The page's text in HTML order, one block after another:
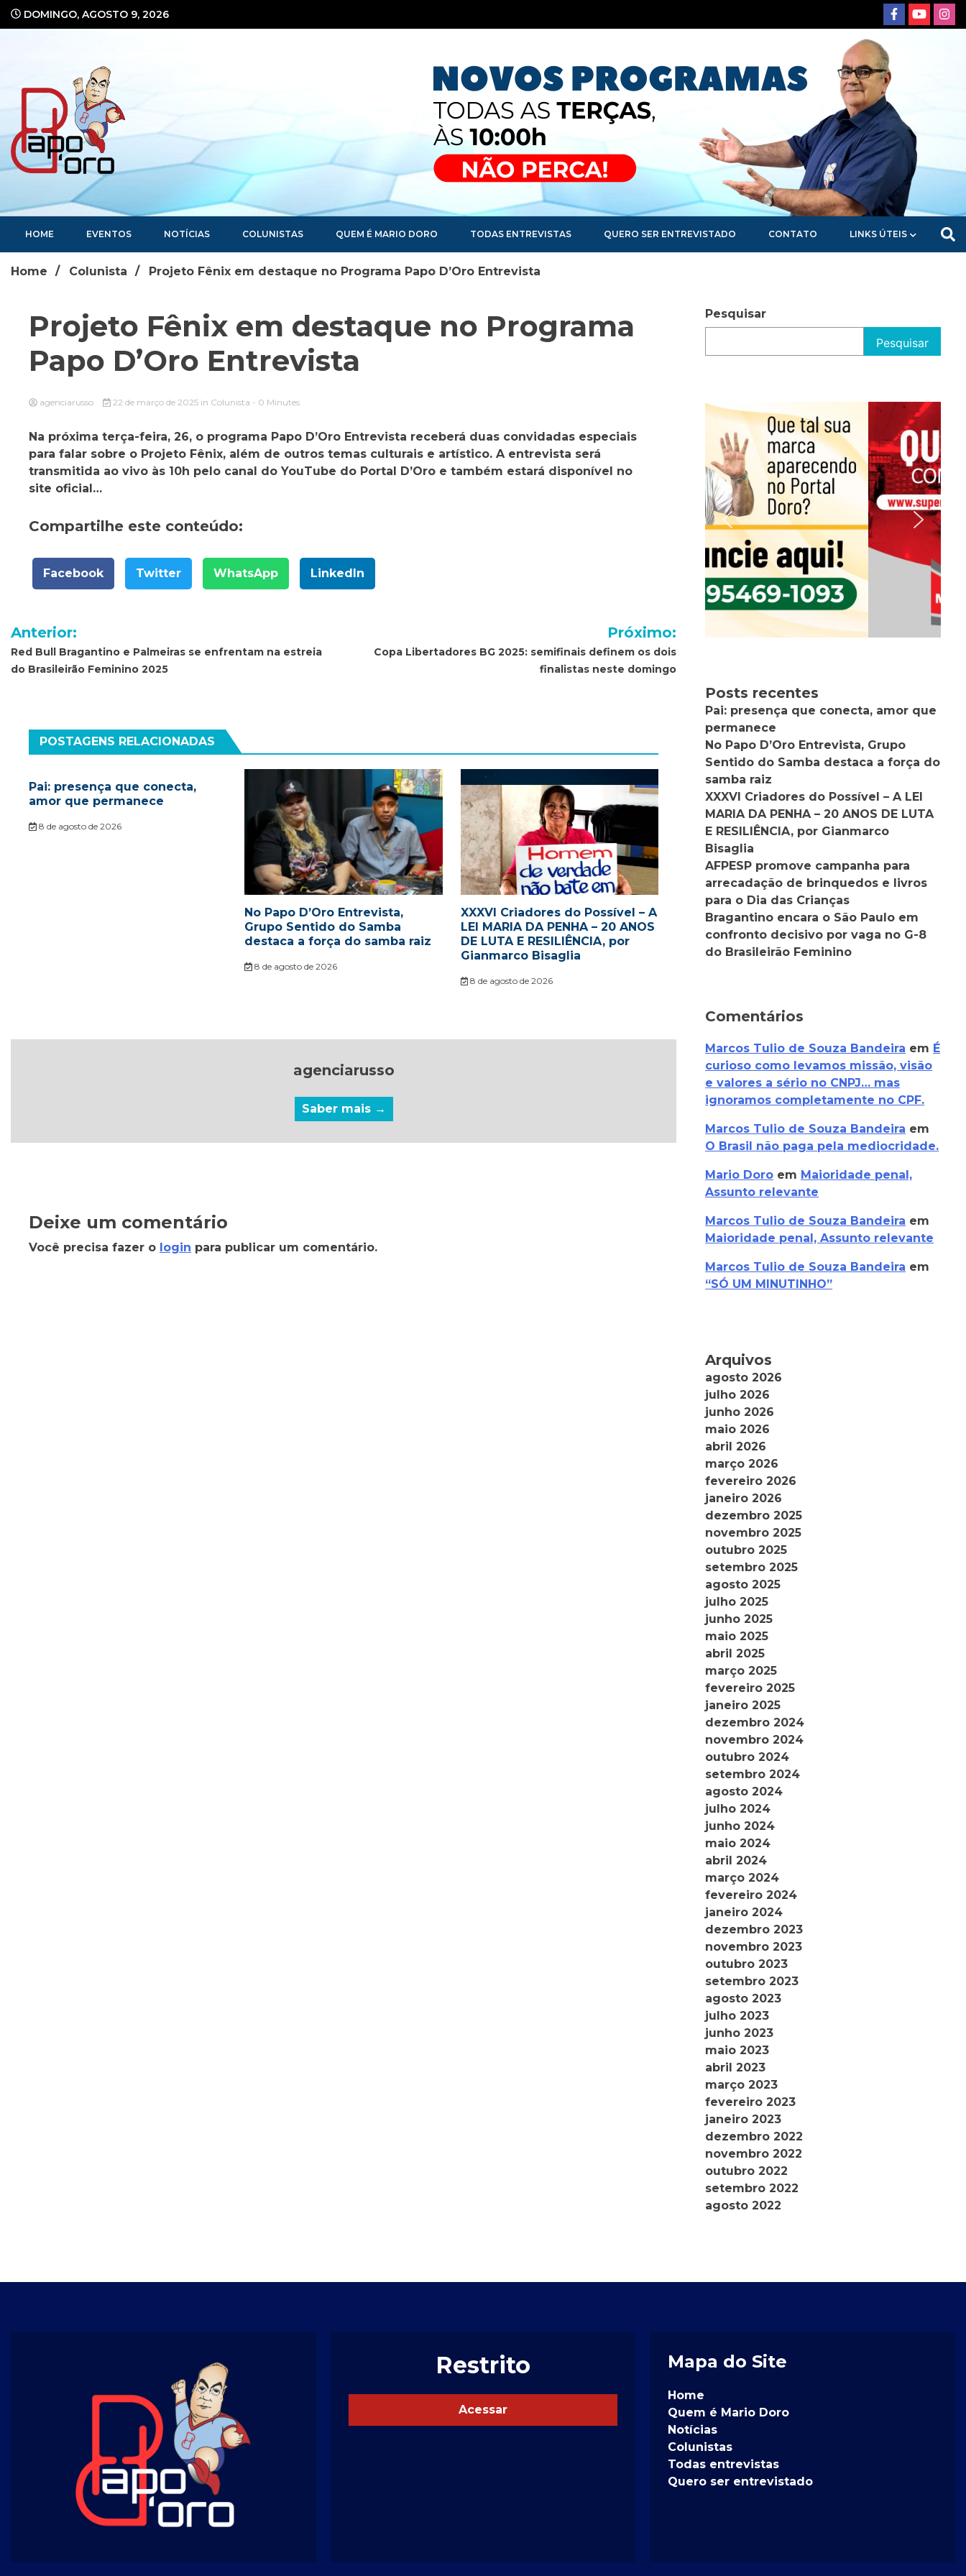
DOMINGO, AGOSTO 9, 2026
Portal de Notícias
HOME EVENTOS NOTÍCIAS COLUNISTAS QUEM É MARIO DORO TODAS ENTREVISTAS QUERO SER ENTREVISTADO CONTATO LINKS ÚTEIS
Home Colunista Projeto Fênix em destaque no Programa Papo D’Oro Entrevista
Projeto Fênix em destaque no Programa
Papo D’Oro Entrevista
agenciarusso 22 de março de 2025 in Colunista - 0 Minutes
Na próxima terça-feira, 26, o programa Papo D’Oro Entrevista receberá duas convidadas especiais
para falar sobre o Projeto Fênix, além de outros temas culturais e artístico. A entrevista será
transmitida ao vivo às 10h pelo canal do YouTube do Portal D’Oro e também estará disponível no
site oficial…
Compartilhe este conteúdo:
Facebook Twitter WhatsApp LinkedIn
Navegação
de
Anterior:
Red Bull Bragantino e Palmeiras se enfrentam na estreia
do Brasileirão Feminino 2025
Próximo:
Copa Libertadores BG 2025: semifinais definem os dois
finalistas neste domingo
POSTAGENS RELACIONADAS
Pai: presença que conecta,
amor que permanece
8 de agosto de 2026
No Papo D’Oro Entrevista,
Grupo Sentido do Samba
destaca a força do samba raiz
8 de agosto de 2026
XXXVI Criadores do Possível – A
LEI MARIA DA PENHA – 20 ANOS
DE LUTA E RESILIÊNCIA, por
Gianmarco Bisaglia
8 de agosto de 2026
agenciarusso
Saber mais →
Deixe um comentário
Você precisa fazer o login para publicar um comentário.
Pesquisar
Pesquisar
Posts recentes
Pai: presença que conecta, amor que
permanece
No Papo D’Oro Entrevista, Grupo
Sentido do Samba destaca a força do
samba raiz
XXXVI Criadores do Possível – A LEI
MARIA DA PENHA – 20 ANOS DE LUTA
E RESILIÊNCIA, por Gianmarco
Bisaglia
AFPESP promove campanha para
arrecadação de brinquedos e livros
para o Dia das Crianças
Bragantino encara o São Paulo em
confronto decisivo por vaga no G-8
do Brasileirão Feminino
Comentários
Marcos Tulio de Souza Bandeira em É
curioso como levamos missão, visão
e valores a sério no CNPJ… mas
ignoramos completamente no CPF.
Marcos Tulio de Souza Bandeira em
O Brasil não paga pela mediocridade.
Mario Doro em Maioridade penal,
Assunto relevante
Marcos Tulio de Souza Bandeira em
Maioridade penal, Assunto relevante
Marcos Tulio de Souza Bandeira em
“SÓ UM MINUTINHO”
Arquivos
agosto 2026
julho 2026
junho 2026
maio 2026
abril 2026
março 2026
fevereiro 2026
janeiro 2026
dezembro 2025
novembro 2025
outubro 2025
setembro 2025
agosto 2025
julho 2025
junho 2025
maio 2025
abril 2025
março 2025
fevereiro 2025
janeiro 2025
dezembro 2024
novembro 2024
outubro 2024
setembro 2024
agosto 2024
julho 2024
junho 2024
maio 2024
abril 2024
março 2024
fevereiro 2024
janeiro 2024
dezembro 2023
novembro 2023
outubro 2023
setembro 2023
agosto 2023
julho 2023
junho 2023
maio 2023
abril 2023
março 2023
fevereiro 2023
janeiro 2023
dezembro 2022
novembro 2022
outubro 2022
setembro 2022
agosto 2022
Restrito
Acessar
Mapa do Site
Home
Quem é Mario Doro
Notícias
Colunistas
Todas entrevistas
Quero ser entrevistado